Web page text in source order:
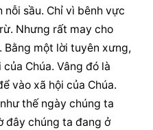
nỗi sầu. Chỉ vì bênh vực
Nhưng rất may cho
Bằng một lời tuyên xưng,
Chúa. Vâng đó là
vào xã hội của Chúa.
thế ngày chúng ta
đây chúng ta đang ở